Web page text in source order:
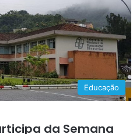
Educação
da Semana